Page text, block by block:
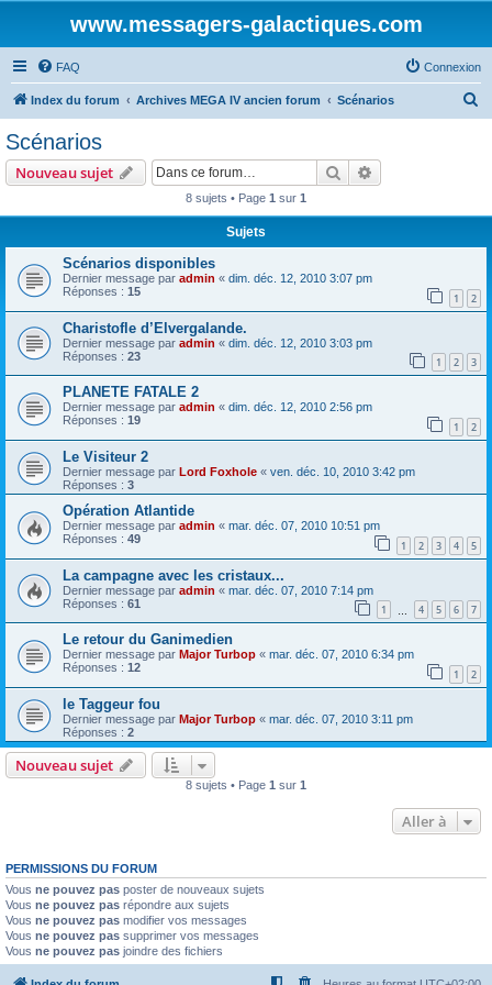
www.messagers-galactiques.com
FAQ Connexion
Index du forum Archives MEGA IV ancien forum Scénarios
e
Scénarios
Nouveau sujet Rechercher
8 sujets • Page 1 sur 1
Sujets
Scénarios disponibles
Dernier message par admin « dim. déc. 12, 2010 3:07 pm
Réponses : 15 1 2
Charistofle d’Elvergalande.
Dernier message par admin « dim. déc. 12, 2010 3:03 pm
Réponses : 23 1 2 3
PLANETE FATALE 2
Dernier message par admin « dim. déc. 12, 2010 2:56 pm
Réponses : 19 1 2
Le Visiteur 2
Dernier message par Lord Foxhole « ven. déc. 10, 2010 3:42 pm
Réponses : 3
Opération Atlantide
Dernier message par admin « mar. déc. 07, 2010 10:51 pm
Réponses : 49 1 2 3 4 5
La campagne avec les cristaux...
Dernier message par admin « mar. déc. 07, 2010 7:14 pm
Réponses : 61 1 4 5 6 7
Le retour du Ganimedien
Dernier message par Major Turbop « mar. déc. 07, 2010 6:34 pm
Réponses : 12 1 2
le Taggeur fou
Dernier message par Major Turbop « mar. déc. 07, 2010 3:11 pm
Réponses : 2
Nouveau sujet
8 sujets • Page 1 sur 1
Aller à
PERMISSIONS DU FORUM
Vous ne pouvez pas poster de nouveaux sujets
Vous ne pouvez pas répondre aux sujets
Vous ne pouvez pas modifier vos messages
Vous ne pouvez pas supprimer vos messages
Vous ne pouvez pas joindre des fichiers